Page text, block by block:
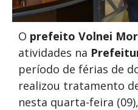
O prefeito Volnei
atividades na
período de férias de
realizou tratamento
nesta quarta-feira